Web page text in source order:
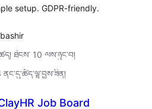
setup. GDPR-friendly.
ཐེངས་ 10 ལས་ཉུང་བ།
Job Board